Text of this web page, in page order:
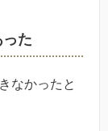
た
なかったと